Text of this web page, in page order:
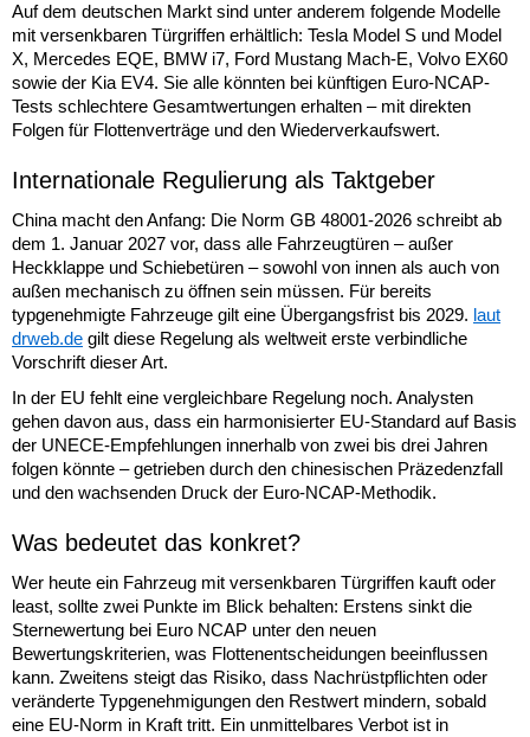
Auf dem deutschen Markt sind unter anderem folgende Modelle
mit versenkbaren Türgriffen erhältlich: Tesla Model S und Model
X, Mercedes EQE, BMW i7, Ford Mustang Mach-E, Volvo EX60
sowie der Kia EV4. Sie alle könnten bei künftigen Euro-NCAP-
Tests schlechtere Gesamtwertungen erhalten – mit direkten
Folgen für Flottenverträge und den Wiederverkaufswert.
Internationale Regulierung als Taktgeber
China macht den Anfang: Die Norm GB 48001-2026 schreibt ab
dem 1. Januar 2027 vor, dass alle Fahrzeugtüren – außer
Heckklappe und Schiebetüren – sowohl von innen als auch von
außen mechanisch zu öffnen sein müssen. Für bereits
typgenehmigte Fahrzeuge gilt eine Übergangsfrist bis 2029. laut
drweb.de gilt diese Regelung als weltweit erste verbindliche
Vorschrift dieser Art.
In der EU fehlt eine vergleichbare Regelung noch. Analysten
gehen davon aus, dass ein harmonisierter EU-Standard auf Basis
der UNECE-Empfehlungen innerhalb von zwei bis drei Jahren
folgen könnte – getrieben durch den chinesischen Präzedenzfall
und den wachsenden Druck der Euro-NCAP-Methodik.
Was bedeutet das konkret?
Wer heute ein Fahrzeug mit versenkbaren Türgriffen kauft oder
least, sollte zwei Punkte im Blick behalten: Erstens sinkt die
Sternewertung bei Euro NCAP unter den neuen
Bewertungskriterien, was Flottenentscheidungen beeinflussen
kann. Zweitens steigt das Risiko, dass Nachrüstpflichten oder
veränderte Typgenehmigungen den Restwert mindern, sobald
eine EU-Norm in Kraft tritt. Ein unmittelbares Verbot ist in